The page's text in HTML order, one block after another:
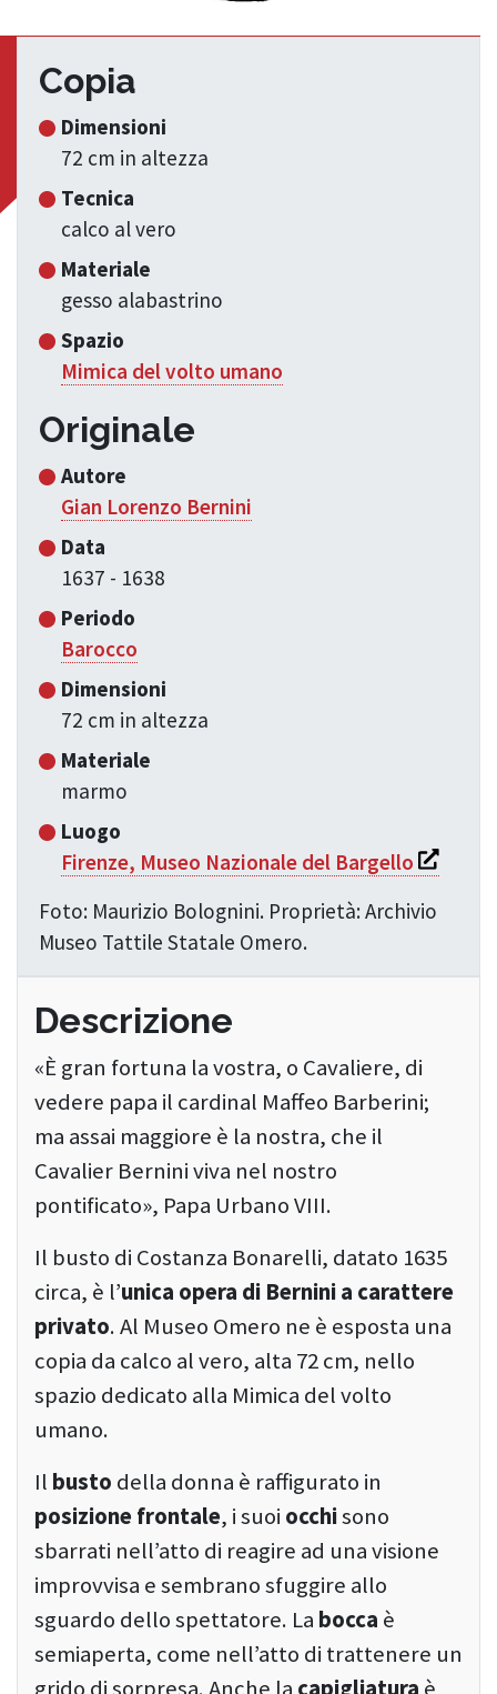
Copia
Dimensioni
72 cm in altezza
Tecnica
calco al vero
Materiale
gesso alabastrino
Spazio
Mimica del volto umano
Originale
Autore
Gian Lorenzo Bernini
Data
1637 - 1638
Periodo
Barocco
Dimensioni
72 cm in altezza
Materiale
marmo
Luogo
Firenze, Museo Nazionale del Bargello Si apre
Foto: Maurizio Bolognini. Proprietà: Archivio
Museo Tattile Statale Omero.
Descrizione
«È gran fortuna la vostra, o Cavaliere, di
vedere papa il cardinal Maffeo Barberini;
ma assai maggiore è la nostra, che il
Cavalier Bernini viva nel nostro
pontificato», Papa Urbano VIII.
Il busto di Costanza Bonarelli, datato 1635
circa, è l’unica opera di Bernini a carattere
privato. Al Museo Omero ne è esposta una
copia da calco al vero, alta 72 cm, nello
spazio dedicato alla Mimica del volto
umano.
Il busto della donna è raffigurato in
posizione frontale, i suoi occhisono
sbarrati nell’atto di reagire ad una visione
improvvisa e sembrano sfuggire allo
sguardo dello spettatore. La bocca è
semiaperta, come nell’atto di trattenere un